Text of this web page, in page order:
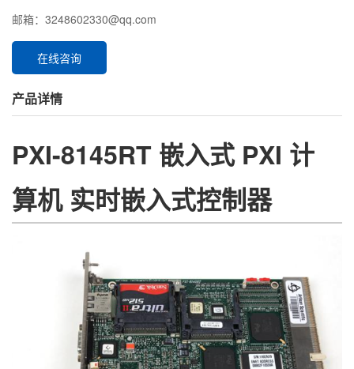
邮箱：3248602330@qq.com
在线咨询
产品详情
PXI-8145RT 嵌入式 PXI 计
算机 实时嵌入式控制器